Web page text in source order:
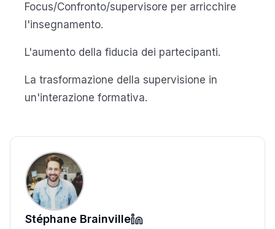
Focus/Confronto/supervisore per arricchire
l'insegnamento.
L'aumento della fiducia dei partecipanti.
La trasformazione della supervisione in
un'interazione formativa.
Stéphane Brainville